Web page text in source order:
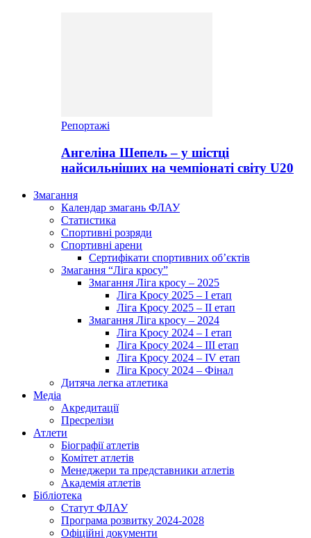
Репортажі
Ангеліна Шепель – у шістці
найсильніших на чемпіонаті світу U20
Змагання
Календар змагань ФЛАУ
Статистика
Спортивні розряди
Спортивні арени
Сертифікати спортивних об’єктів
Змагання “Ліга кросу”
Змагання Ліга кросу – 2025
Ліга Кросу 2025 – I етап
Ліга Кросу 2025 – II етап
Змагання Ліга кросу – 2024
Ліга Кросу 2024 – I етап
Ліга Кросу 2024 – III етап
Ліга Кросу 2024 – IV етап
Ліга Кросу 2024 – Фінал
Дитяча легка атлетика
Медіа
Акредитації
Пресрелізи
Атлети
Біографії атлетів
Комітет атлетів
Менеджери та представники атлетів
Академія атлетів
Бібліотека
Статут ФЛАУ
Програма розвитку 2024-2028
Офіційні документи